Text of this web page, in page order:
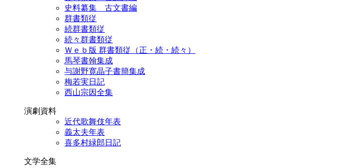
史料纂集 古文書編
群書類従
続群書類従
続々群書類従
Ｗｅｂ版 群書類従（正・続・続々）
馬琴書翰集成
与謝野寛晶子書簡集成
梅若実日記
西山宗因全集
演劇資料
近代歌舞伎年表
義太夫年表
喜多村緑郎日記
文学全集